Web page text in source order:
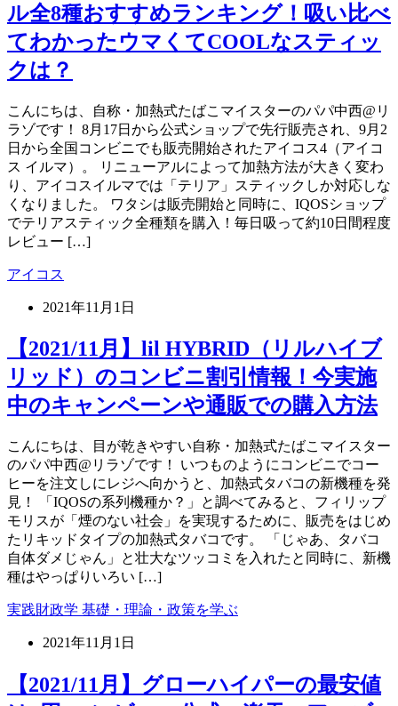
ル全8種おすすめランキング！吸い比べ
てわかったウマくてCOOLなスティッ
クは？
こんにちは、自称・加熱式たばこマイスターのパパ中西@リ
ラゾです！ 8月17日から公式ショップで先行販売され、9月2
日から全国コンビニでも販売開始されたアイコス4（アイコ
ス イルマ）。 リニューアルによって加熱方法が大きく変わ
り、アイコスイルマでは「テリア」スティックしか対応しな
くなりました。 ワタシは販売開始と同時に、IQOSショップ
でテリアスティック全種類を購入！毎日吸って約10日間程度
レビュー […]
アイコス
2021年11月1日
【2021/11月】lil HYBRID（リルハイブ
リッド）のコンビニ割引情報！今実施
中のキャンペーンや通販での購入方法
こんにちは、目が乾きやすい自称・加熱式たばこマイスター
のパパ中西@リラゾです！ いつものようにコンビニでコー
ヒーを注文しにレジへ向かうと、加熱式タバコの新機種を発
見！ 「IQOSの系列機種か？」と調べてみると、フィリップ
モリスが「煙のない社会」を実現するために、販売をはじめ
たリキッドタイプの加熱式タバコです。 「じゃあ、タバコ
自体ダメじゃん」と壮大なツッコミを入れたと同時に、新機
種はやっぱりいろい […]
実践財政学 基礎・理論・政策を学ぶ
2021年11月1日
【2021/11月】グローハイパーの最安値